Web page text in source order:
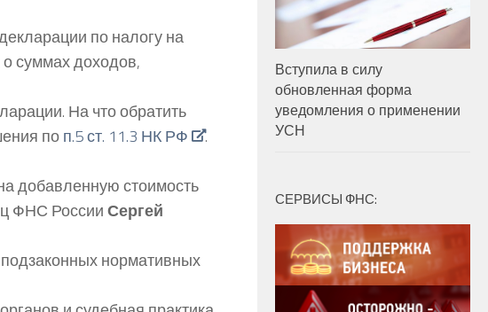
по налогу на
суммах доходов,
На что обратить
поп.5 ст. 11.3 НК РФ
.
добавленную стоимость
ФНС РоссииСергей
нормативных
Вступила в силу
обновленная форма
уведомления о применении
УСН
СЕРВИСЫ ФНС: